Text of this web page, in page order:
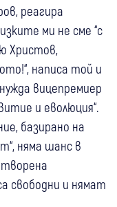
реагира
ми не сме “с
Христов,
написа той и
вицепремиер
и еволюция“.
базирано на
няма шанс в
свободни и нямат